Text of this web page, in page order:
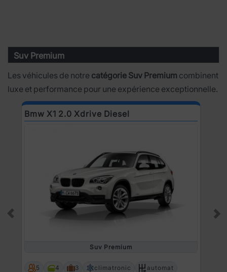
Suv Premium
Les véhicules de notre catégorie Suv Premium combinent
luxe et performance pour une expérience exceptionnelle.
Bmw X1 2.0 Xdrive Diesel
Suv Premium
5 4 3 climatronic automat